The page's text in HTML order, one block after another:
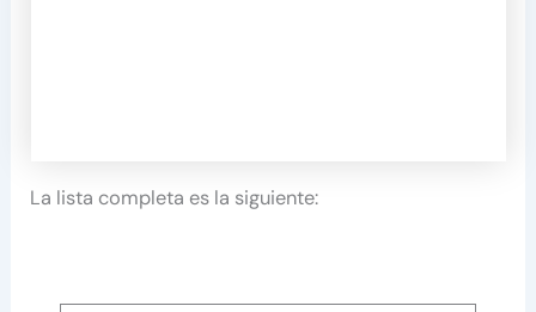
La lista completa es la siguiente: